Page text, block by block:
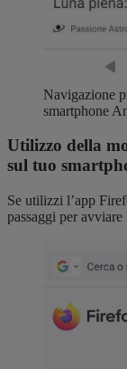
Navigazione
smartphone
Utilizzo della
sul tuo
Se utilizzi l’app
passaggi per